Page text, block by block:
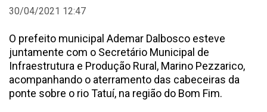
30/04/2021 12:47
O prefeito municipal Ademar Dalbosco esteve
juntamente com o Secretário Municipal de
Infraestrutura e Produção Rural, Marino Pezzarico,
acompanhando o aterramento das cabeceiras da
ponte sobre o rio Tatuí, na região do Bom Fim.